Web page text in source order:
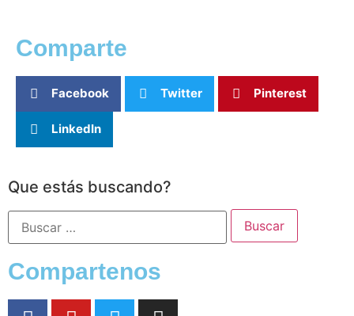
Comparte
Facebook Twitter Pinterest
LinkedIn
Que estás buscando?
Compartenos